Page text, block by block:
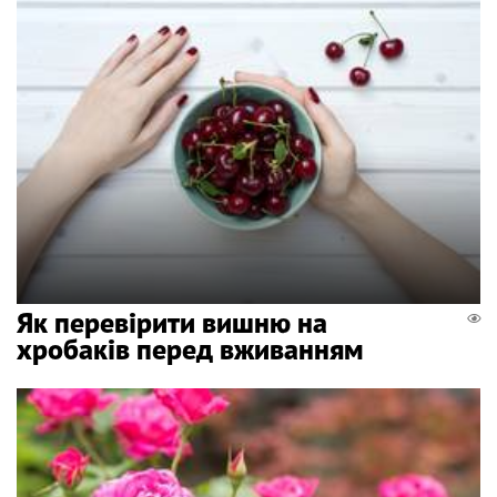
Як перевірити вишню на
хробаків перед вживанням